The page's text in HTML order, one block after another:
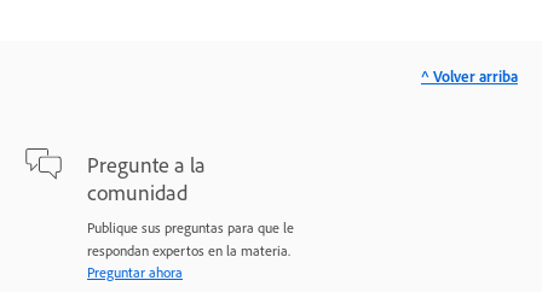
Pregunte a la
comunidad
Publique sus preguntas para que le
respondan expertos en la materia.
Preguntar ahora
^ Volver arriba